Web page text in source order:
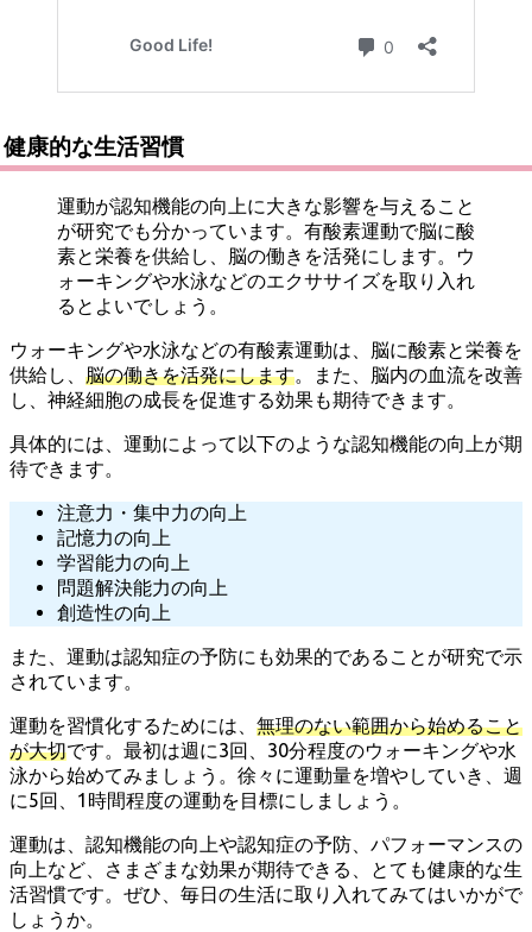
健康的な生活習慣
運動が認知機能の向上に大きな影響を与えること
が研究でも分かっています。有酸素運動で脳に酸
素と栄養を供給し、脳の働きを活発にします。ウ
ォーキングや水泳などのエクササイズを取り入れ
るとよいでしょう。
ウォーキングや水泳などの有酸素運動は、脳に酸素と栄養を
供給し、 脳の働きを活発にします。また、脳内の血流を改善
し、神経細胞の成長を促進する効果も期待できます。
具体的には、運動によって以下のような認知機能の向上が期
待できます。
注意力・集中力の向上
記憶力の向上
学習能力の向上
問題解決能力の向上
創造性の向上
また、運動は認知症の予防にも効果的であることが研究で示
されています。
運動を習慣化するためには、 無理のない範囲から始めること
が大切です。最初は週に3回、30分程度のウォーキングや水
泳から始めてみましょう。徐々に運動量を増やしていき、週
に5回、1時間程度の運動を目標にしましょう。
運動は、認知機能の向上や認知症の予防、パフォーマンスの
向上など、さまざまな効果が期待できる、とても健康的な生
活習慣です。ぜひ、毎日の生活に取り入れてみてはいかがで
しょうか。